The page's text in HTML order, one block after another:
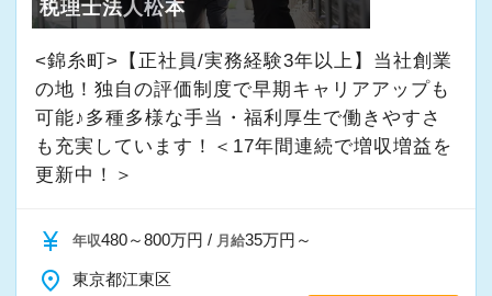
Q. 実際に働いてみてどうですか？
A. さまざまな業務を任せてもらえるので、以前
より成長スピードが上がったと感じています。
Q. 職場の雰囲気は？
A. 上司や先輩に相談しやすく、風通しの良い職
＜求める人材＞
税理士法人松本
<錦糸町>【正社員/実務経験3年以上】当社創業
の地！独自の評価制度で早期キャリアアップも
可能♪多種多様な手当・福利厚生で働きやすさ
も充実しています！＜17年間連続で増収増益を
更新中！＞
currency_yen 年収480～800万円 / 月給35万円～
place 東京都江東区